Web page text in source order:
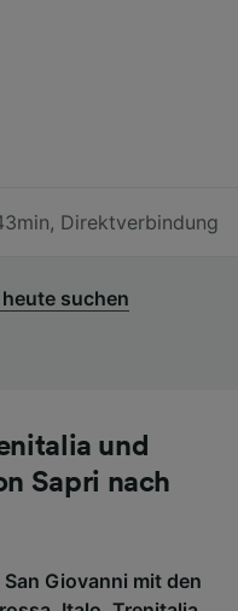
, Direktverbindung
suchen
und
Sapri nach
Giovanni mit den